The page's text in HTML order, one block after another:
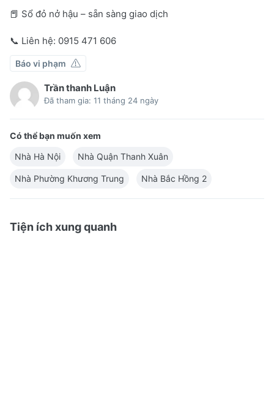
📕 Sổ đỏ nở hậu – sẵn sàng giao dịch
📞 Liên hệ: 0915 471 606
Báo vi phạm
Trần thanh Luận
Đã tham gia: 11 tháng 24 ngày
Có thể bạn muốn xem
Nhà Hà Nội
Nhà Quận Thanh Xuân
Nhà Phường Khương Trung Nhà Bắc Hồng 2
Tiện ích xung quanh